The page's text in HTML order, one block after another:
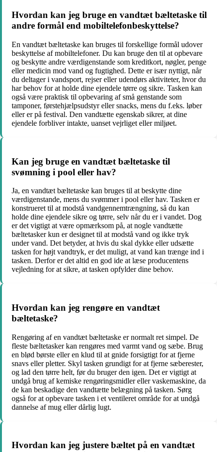
Hvordan kan jeg bruge en vandtæt bæltetaske til
andre formål end mobiltelefonbeskyttelse?
En vandtæt bæltetaske kan bruges til forskellige formål udover
beskyttelse af mobiltelefoner. Du kan bruge den til at opbevare
og beskytte andre værdigenstande som kreditkort, nøgler, penge
eller medicin mod vand og fugtighed. Dette er især nyttigt, når
du deltager i vandsport, rejser eller udendørs aktiviteter, hvor du
har behov for at holde dine ejendele tørre og sikre. Tasken kan
også være praktisk til opbevaring af små genstande som
tamponer, førstehjælpsudstyr eller snacks, mens du f.eks. løber
eller er på festival. Den vandtætte egenskab sikrer, at dine
ejendele forbliver intakte, uanset vejrliget eller miljøet.
Kan jeg bruge en vandtæt bæltetaske til
svømning i pool eller hav?
Ja, en vandtæt bæltetaske kan bruges til at beskytte dine
værdigenstande, mens du svømmer i pool eller hav. Tasken er
konstrueret til at modstå vandgennemtrængning, så du kan
holde dine ejendele sikre og tørre, selv når du er i vandet. Dog
er det vigtigt at være opmærksom på, at nogle vandtætte
bæltetasker kun er designet til at modstå vand og ikke tryk
under vand. Det betyder, at hvis du skal dykke eller udsætte
tasken for højt vandtryk, er det muligt, at vand kan trænge ind i
tasken. Derfor er det altid en god ide at læse producentens
vejledning for at sikre, at tasken opfylder dine behov.
Hvordan kan jeg rengøre en vandtæt
bæltetaske?
Rengøring af en vandtæt bæltetaske er normalt ret simpel. De
fleste bæltetasker kan rengøres med varmt vand og sæbe. Brug
en blød børste eller en klud til at gnide forsigtigt for at fjerne
snavs eller pletter. Skyl tasken grundigt for at fjerne sæberester,
og lad den tørre helt, før du bruger den igen. Det er vigtigt at
undgå brug af kemiske rengøringsmidler eller vaskemaskine, da
de kan beskadige den vandtætte belægning på tasken. Sørg
også for at opbevare tasken i et ventileret område for at undgå
dannelse af mug eller dårlig lugt.
Hvordan kan jeg justere bæltet på en vandtæt